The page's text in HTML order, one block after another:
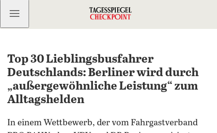
Kostenlos anmelden
Top 30 Lieblingsbusfahrer
Deutschlands: Berliner wird durch
„außergewöhnliche Leistung“ zum
Alltagshelden
In einem Wettbewerb, der vom Fahrgastverband